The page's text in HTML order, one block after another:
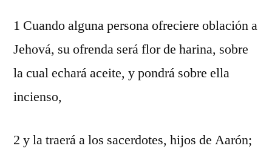
1 Cuando alguna persona ofreciere oblación a
Jehová, su ofrenda será flor de harina, sobre
la cual echará aceite, y pondrá sobre ella
incienso,
2 y la traerá a los sacerdotes, hijos de Aarón;